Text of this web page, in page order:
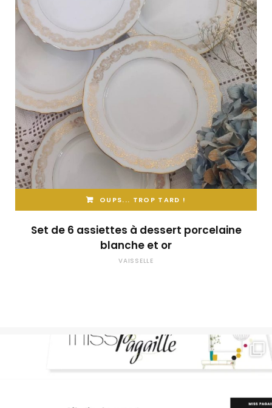
OUPS... TROP TARD !
Set de 6 assiettes à dessert porcelaine
blanche et or
VAISSELLE